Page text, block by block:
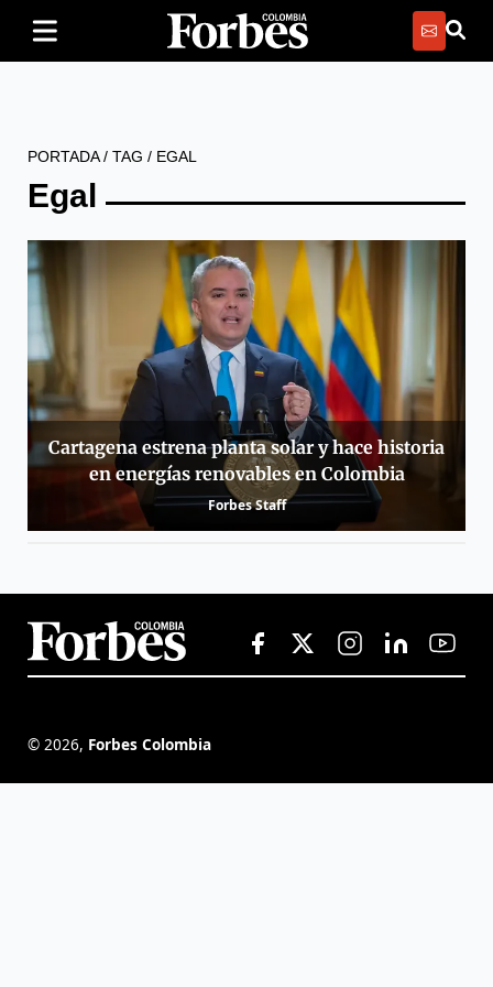
PORTADA/ TAG / EGAL
Egal
Cartagena estrena planta solar y hace historia
en energías renovables en Colombia
Forbes Staff
© 2026, Forbes Colombia